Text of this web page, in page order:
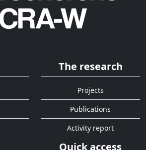
The research
Projects
Publications
Activity report
Quick access